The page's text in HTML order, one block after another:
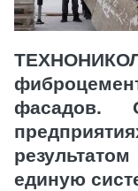
фасадов.
единую